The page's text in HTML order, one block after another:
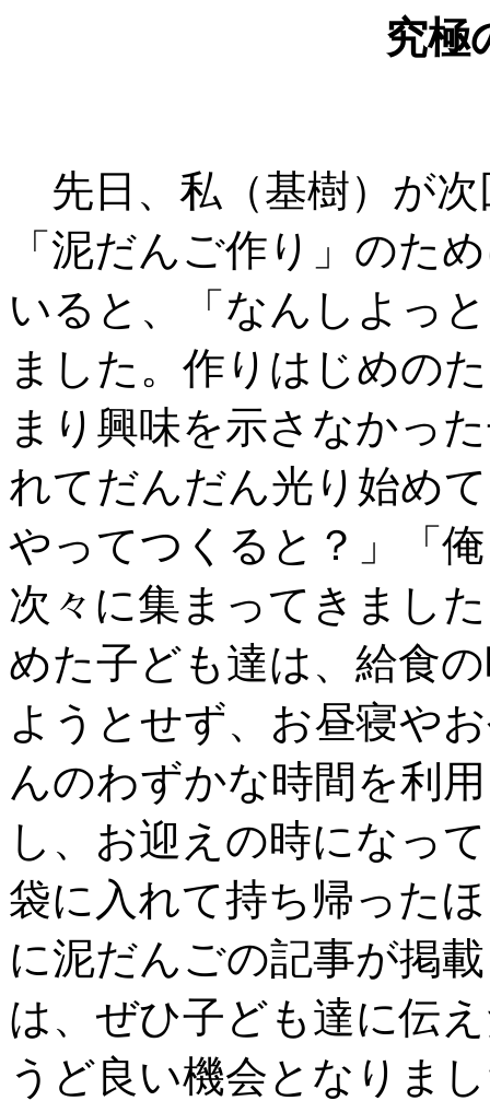
究極
先日、私（基樹）が
「泥だんご作り」のた
いると、「なんしよっ
ました。作りはじめの
まり興味を示さなかっ
れてだんだん光り始め
やってつくると？」「
次々に集まってきまし
めた子ども達は、給食
ようとせず、お昼寝や
んのわずかな時間を利
し、お迎えの時になっ
袋に入れて持ち帰った
に泥だんごの記事が掲
は、ぜひ子ども達に伝
うど良い機会となりま